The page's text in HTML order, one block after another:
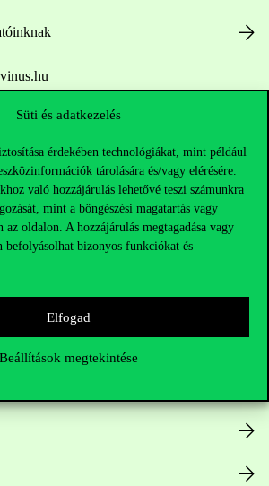
Süti és adatkezelés
érdekében technológiákat, mint például
tárolására és/vagy elérésére.
való hozzájárulás lehetővé teszi számunkra
mint a böngészési magatartás vagy
az oldalon. A hozzájárulás megtagadása vagy
befolyásolhat bizonyos funkciókat és
Elfogad
Beállítások megtekintése